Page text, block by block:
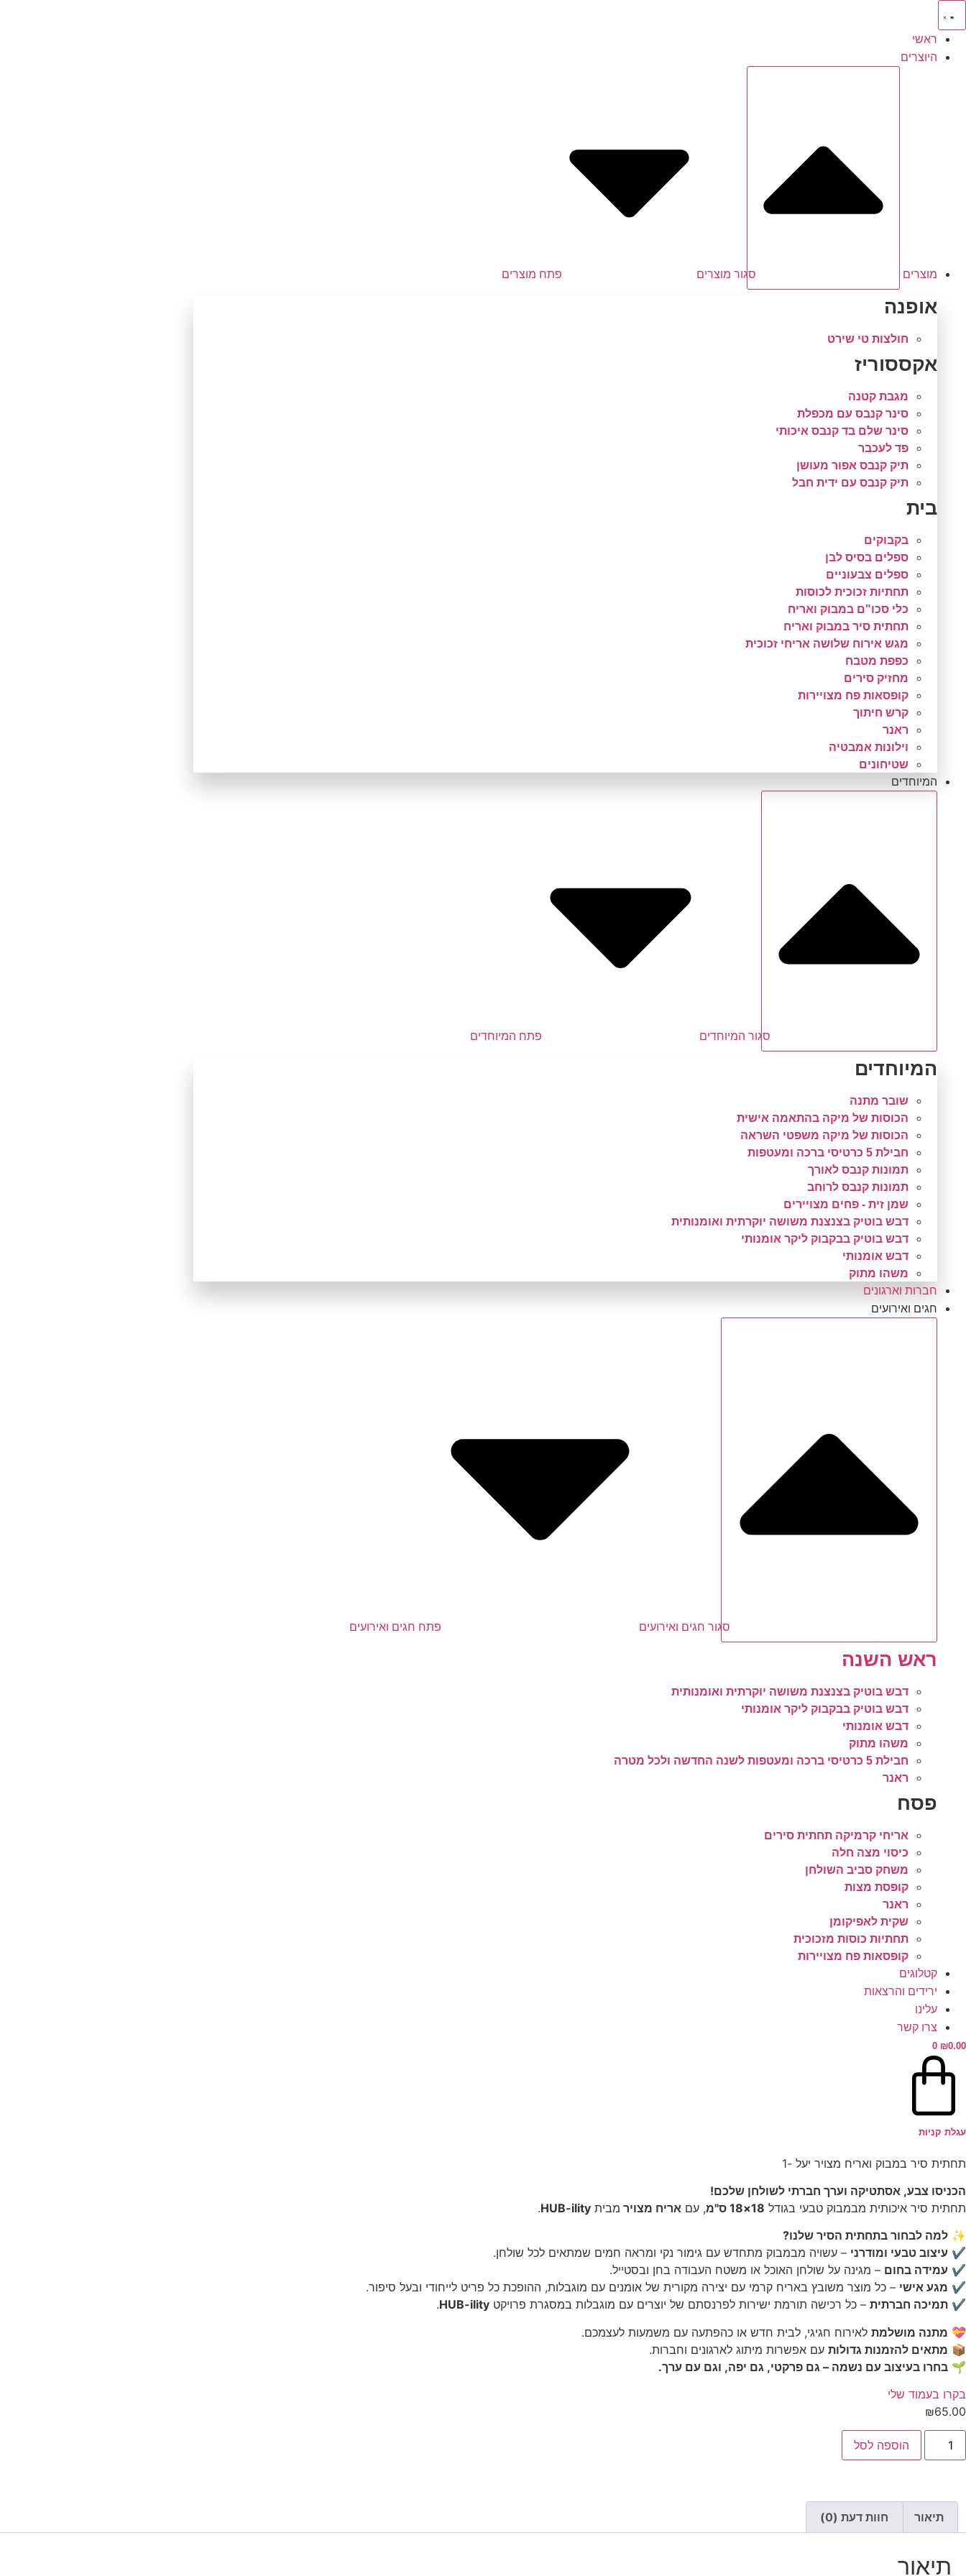
לתוכן
ראשי
היוצרים
מוצרים סגור מוצרים פתח מוצרים
אופנה
חולצות טי שירט
אקססוריז
מגבת קטנה
סינר קנבס עם מכפלת
סינר שלם בד קנבס איכותי
פד לעכבר
תיק קנבס אפור מעושן
תיק קנבס עם ידית חבל
בית
בקבוקים
ספלים בסיס לבן
ספלים צבעוניים
תחתיות זכוכית לכוסות
כלי סכו"ם במבוק ואריח
תחתית סיר במבוק ואריח
מגש אירוח שלושה אריחי זכוכית
כפפת מטבח
מחזיק סירים
קופסאות פח מצויירות
קרש חיתוך
ראנר
וילונות אמבטיה
שטיחונים
המיוחדים
סגור המיוחדים פתח המיוחדים
המיוחדים
שובר מתנה
הכוסות של מיקה בהתאמה אישית
הכוסות של מיקה משפטי השראה
חבילת 5 כרטיסי ברכה ומעטפות
תמונות קנבס לאורך
תמונות קנבס לרוחב
שמן זית - פחים מצויירים
דבש בוטיק בצנצנת משושה יוקרתית ואומנותית
דבש בוטיק בבקבוק ליקר אומנותי
דבש אומנותי
משהו מתוק
חברות וארגונים
חגים ואירועים
סגור חגים ואירועים פתח חגים ואירועים
ראש השנה
דבש בוטיק בצנצנת משושה יוקרתית ואומנותית
דבש בוטיק בבקבוק ליקר אומנותי
דבש אומנותי
משהו מתוק
חבילת 5 כרטיסי ברכה ומעטפות לשנה החדשה ולכל מטרה
ראנר
פסח
אריחי קרמיקה תחתית סירים
כיסוי מצה חלה
משחק סביב השולחן
קופסת מצות
ראנר
שקית לאפיקומן
תחתיות כוסות מזכוכית
קופסאות פח מצויירות
קטלוגים
ירידים והרצאות
עלינו
צרו קשר
₪0.00
0
עגלת קניות
תחתית סיר במבוק ואריח מצויר יעל -1
הכניסו צבע, אסתטיקה וערך חברתי לשולחן שלכם!
תחתית סיר איכותית מבמבוק טבעי בגודל 18×18 ס"מ , עם אריח מצויר מבית HUB-ility
.
✨ למה לבחור בתחתית הסיר שלנו?
✔ עיצוב טבעי ומודרני – עשויה מבמבוק מתחדש עם גימור נקי ומראה חמים שמתאים לכל שולחן.
✔ עמידה בחום – מגינה על שולחן האוכל או משטח העבודה בחן ובסטייל.
✔ מגע אישי – כל מוצר משובץ באריח קרמי עם יצירה מקורית של אומנים עם מוגבלות, ההופכת כל פריט לייחודי ובעל סיפור.
✔ תמיכה חברתית – כל רכישה תורמת ישירות לפרנסתם של יוצרים עם מוגבלות במסגרת פרויקט HUB-ility
.
💝 מתנה מושלמת לאירוח חגיגי, לבית חדש או כהפתעה עם משמעות לעצמכם.
📦 מתאים להזמנות גדולות עם אפשרות מיתוג לארגונים וחברות.
🌱 בחרו בעיצוב עם נשמה – גם פרקטי, גם יפה, וגם עם ערך.
בקרו בעמוד שלי
₪65.00
כמות
תחתית
מצויר
הוספה לסל
תיאור חוות דעת (0)
תיאור